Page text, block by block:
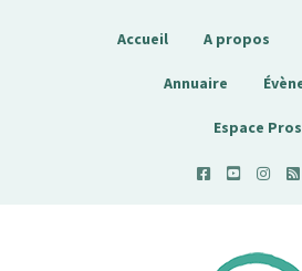
Accueil A propos
Annuaire
Espace Pros
Etreplus